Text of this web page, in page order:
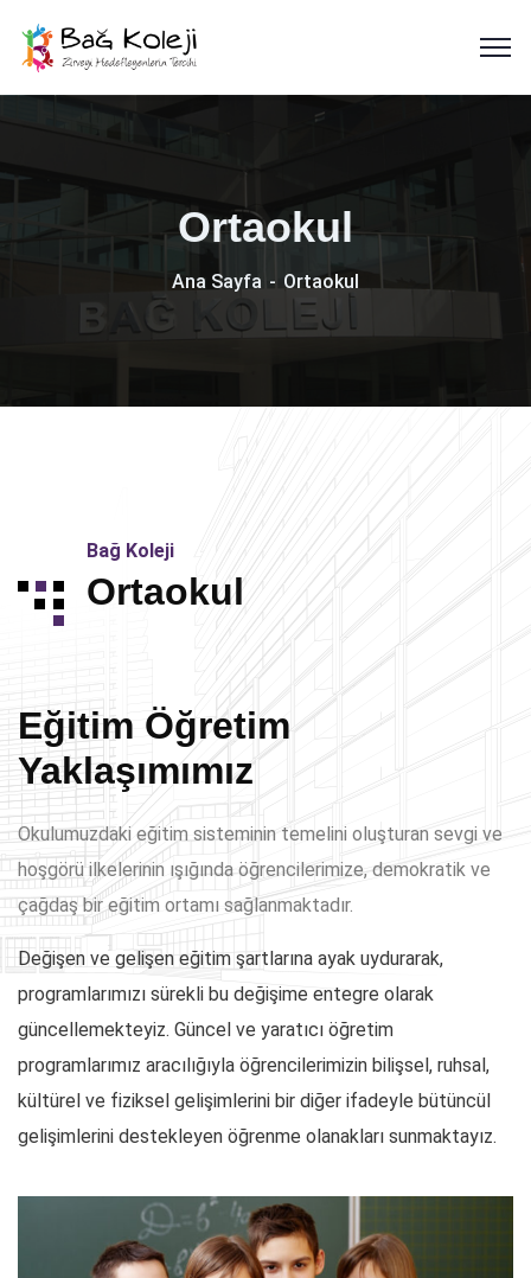
Ortaokul
Ana Sayfa Ortaokul
Bağ Koleji
Ortaokul
Eğitim Öğretim
Yaklaşımımız
Okulumuzdaki eğitim sisteminin temelini oluşturan sevgi ve
hoşgörü ilkelerinin ışığında öğrencilerimize, demokratik ve
çağdaş bir eğitim ortamı sağlanmaktadır.
Değişen ve gelişen eğitim şartlarına ayak uydurarak,
programlarımızı sürekli bu değişime entegre olarak
güncellemekteyiz. Güncel ve yaratıcı öğretim
programlarımız aracılığıyla öğrencilerimizin bilişsel, ruhsal,
kültürel ve fiziksel gelişimlerini bir diğer ifadeyle bütüncül
gelişimlerini destekleyen öğrenme olanakları sunmaktayız.